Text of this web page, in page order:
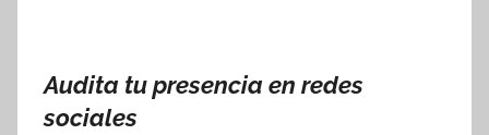
Audita tu presencia en redes
sociales